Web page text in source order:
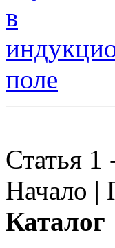
Статья 1
Начало |
Каталог